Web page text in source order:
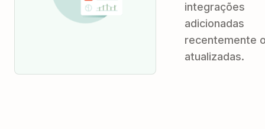
integrações
adicionadas
recentemente
atualizadas.